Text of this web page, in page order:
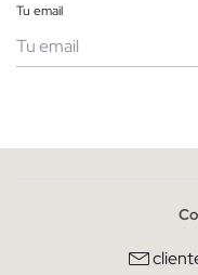
Tu email
He leído y entiendo la